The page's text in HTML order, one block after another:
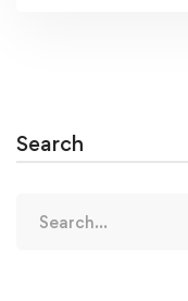
Search
for: